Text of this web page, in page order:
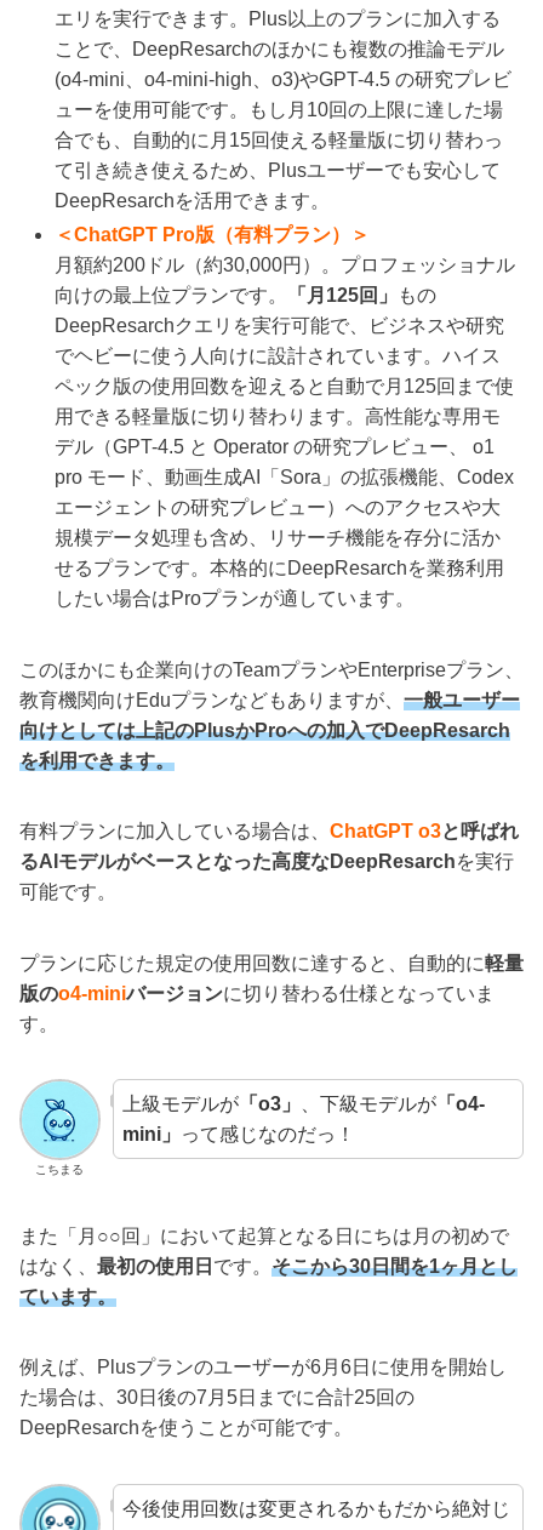
エリを実行できます。Plus以上のプランに加入する
ことで、DeepResarchのほかにも複数の推論モデル
(o4-mini、o4-mini-high、o3)やGPT-4.5 の研究プレビ
ューを使用可能です。もし月10回の上限に達した場
合でも、自動的に月15回使える軽量版に切り替わっ
て引き続き使えるため、Plusユーザーでも安心して
DeepResarchを活用できます。
＜ChatGPT Pro版（有料プラン）＞
月額約200ドル（約30,000円）。プロフェッショナル
向けの最上位プランです。
「月125回」
もの
DeepResarchクエリを実行可能で、ビジネスや研究
でヘビーに使う人向けに設計されています。ハイス
ペック版の使用回数を迎えると自動で月125回まで使
用できる軽量版に切り替わります。高性能な専用モ
デル（GPT-4.5 と Operator の研究プレビュー、 o1
pro モード、動画生成AI「Sora」の拡張機能、Codex
エージェントの研究プレビュー）へのアクセスや大
規模データ処理も含め、リサーチ機能を存分に活か
せるプランです。本格的にDeepResarchを業務利用
したい場合はProプランが適しています。
このほかにも企業向けのTeamプランやEnterpriseプラン、
教育機関向けEduプランなどもありますが、 一般ユーザー
向けとしては上記のPlusかProへの加入でDeepResarch
を利用できます。
有料プランに加入している場合は、 ChatGPT o3と呼ばれ
るAIモデルがベースとなった高度なDeepResarchを実行
可能です。
プランに応じた規定の使用回数に達すると、自動的に軽量
版のo4-miniバージョンに切り替わる仕様となっていま
す。
こちまる
上級モデルが「o3」 、下級モデルが「o4-
mini」
って感じなのだっ！
また「月○○回」において起算となる日にちは月の初めで
はなく、 最初の使用日 です。 そこから30日間を1ヶ月とし
ています。
例えば、Plusプランのユーザーが6月6日に使用を開始し
た場合は、30日後の7月5日までに合計25回の
DeepResarchを使うことが可能です。
今後使用回数は変更されるかもだから絶対じ